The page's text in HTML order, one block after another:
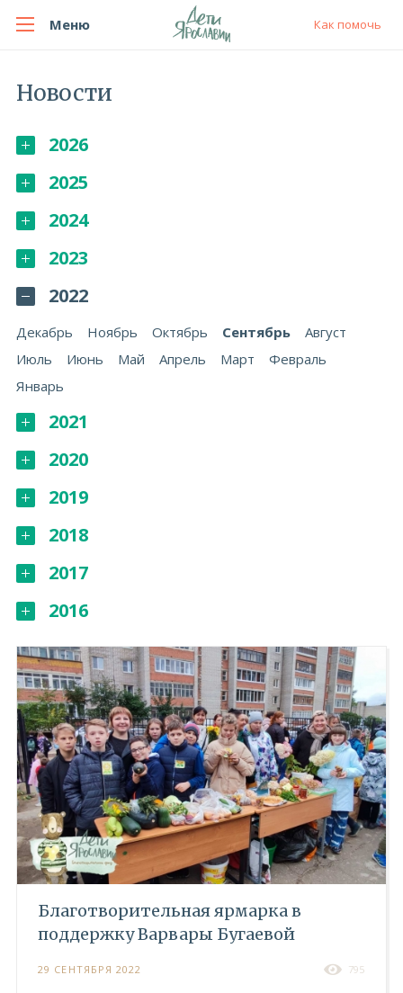
Меню Как помочь
Новости
2026
2025
2024
2023
2022
Декабрь Ноябрь Октябрь Сентябрь
Август
Июль
Июнь Май Апрель Март
Февраль
Январь
2021
2020
2019
2018
2017
2016
Благотворительная ярмарка в
поддержку Варвары Бугаевой
29 СЕНТЯБРЯ 2022 795